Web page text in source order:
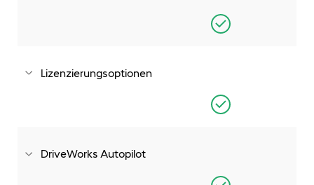
Integration mit SOLIDWORKS PDM, CRM, ERP, CAM u.v.m.
Lizenzierungsoptionen
Skalierbare und flexible Lizenzierungsoptionen.
DriveWorks Autopilot